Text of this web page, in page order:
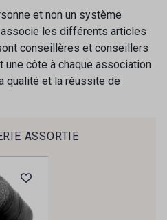
65 - Orange Flamme
56 - Apple
48 - Bleu royal
et non un système
les différents articles
conseillères et conseillers
une côte à chaque association
qualité et la réussite de
ASSORTIE
rime avec détente ?
beaux tissus ?
un clin d’œil rempli de
et de promotions.
la newsletter